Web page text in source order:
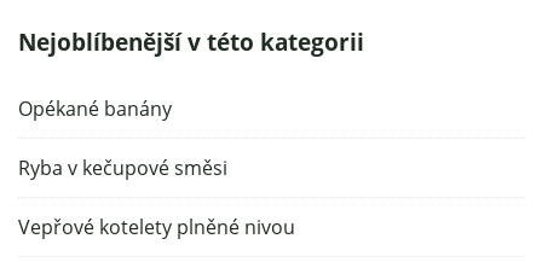
Nejoblíbenější v této kategorii
Opékané banány
Ryba v kečupové směsi
Vepřové kotelety plněné nivou